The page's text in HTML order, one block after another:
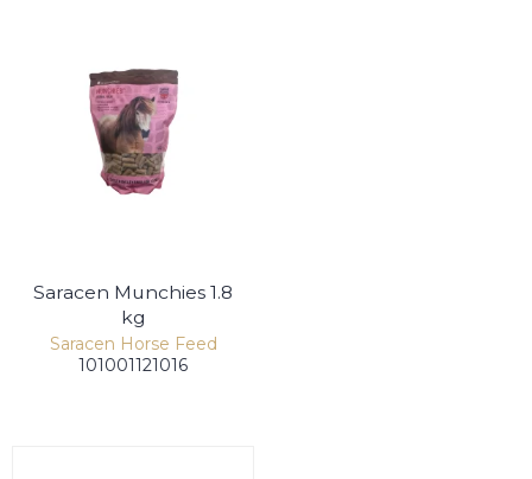
Saracen Munchies 1.8
kg
Saracen Horse Feed
101001121016